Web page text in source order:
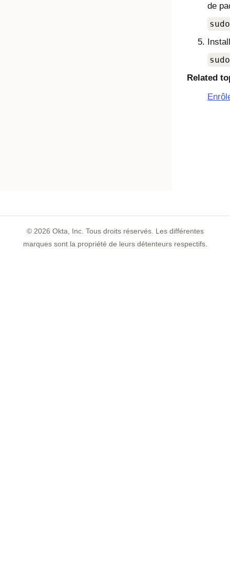
de
Related
© 2026 Okta, Inc. Tous droits réservés. Les différentes
marques sont la propriété de leurs détenteurs respectifs.